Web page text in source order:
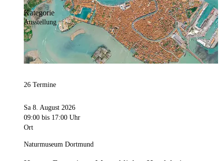
Kategorie
Ausstellung
26 Termine
Sa 8. August 2026
09:00 bis 17:00 Uhr
Ort
Naturmuseum Dortmund